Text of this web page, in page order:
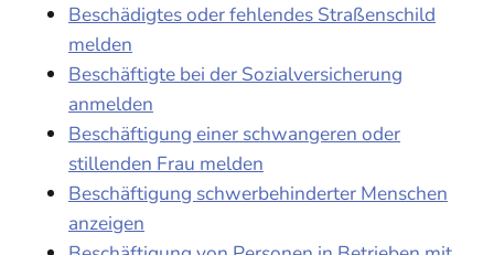
Beschädigtes oder fehlendes Straßenschild
melden
Beschäftigte bei der Sozialversicherung
anmelden
Beschäftigung einer schwangeren oder
stillenden Frau melden
Beschäftigung schwerbehinderter Menschen
anzeigen